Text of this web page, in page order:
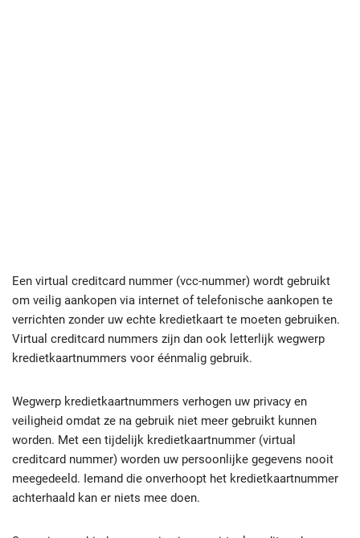
Een virtual creditcard nummer (vcc-nummer) wordt gebruikt
om veilig aankopen via internet of telefonische aankopen te
verrichten zonder uw echte kredietkaart te moeten gebruiken.
Virtual creditcard nummers zijn dan ook letterlijk wegwerp
kredietkaartnummers voor éénmalig gebruik.
Wegwerp kredietkaartnummers verhogen uw privacy en
veiligheid omdat ze na gebruik niet meer gebruikt kunnen
worden. Met een tijdelijk kredietkaartnummer (virtual
creditcard nummer) worden uw persoonlijke gegevens nooit
meegedeeld. Iemand die onverhoopt het kredietkaartnummer
achterhaald kan er niets mee doen.